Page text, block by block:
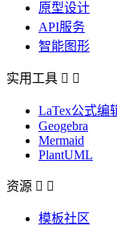
原型设计
API服务
智能图形
实用工具  
LaTex公式编
Geogebra
Mermaid
PlantUML
资源  
模板社区